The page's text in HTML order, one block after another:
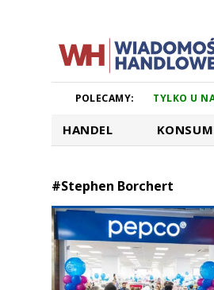
POLECAMY: TYLKO U
HANDEL
#Stephen Borchert